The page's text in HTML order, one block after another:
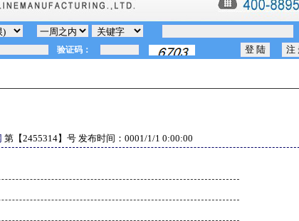
第【2455314】号 发布时间： 0001/1/1 0:00:00